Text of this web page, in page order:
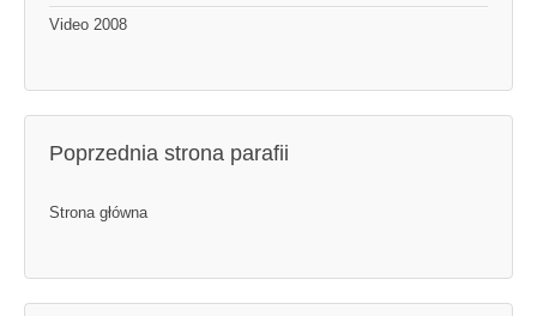
Video 2008
Poprzednia strona parafii
Strona główna